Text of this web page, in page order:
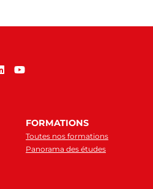
FORMATIONS
Toutes nos formations
Panorama des études